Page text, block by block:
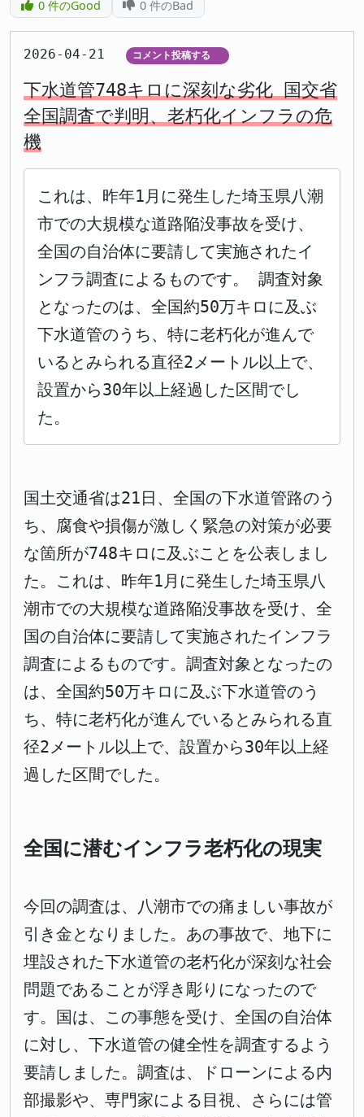
0件のGood 0 件のBad
2026-04-21 コメント投稿する
下水道管748キロに深刻な劣化 国交省
全国調査で判明、老朽化インフラの危
機
これは、昨年1月に発生した埼玉県八潮
市での大規模な道路陥没事故を受け、
全国の自治体に要請して実施されたイ
ンフラ調査によるものです。 調査対象
となったのは、全国約50万キロに及ぶ
下水道管のうち、特に老朽化が進んで
いるとみられる直径2メートル以上で、
設置から30年以上経過した区間でし
た。
国土交通省は21日、全国の下水道管路のう
ち、腐食や損傷が激しく緊急の対策が必要
な箇所が748キロに及ぶことを公表しまし
た。これは、昨年1月に発生した埼玉県八
潮市での大規模な道路陥没事故を受け、全
国の自治体に要請して実施されたインフラ
調査によるものです。調査対象となったの
は、全国約50万キロに及ぶ下水道管のう
ち、特に老朽化が進んでいるとみられる直
径2メートル以上で、設置から30年以上経
過した区間でした。
全国に潜むインフラ老朽化の現実
今回の調査は、八潮市での痛ましい事故が
引き金となりました。あの事故で、地下に
埋設された下水道管の老朽化が深刻な社会
問題であることが浮き彫りになったので
す。国は、この事態を受け、全国の自治体
に対し、下水道管の健全性を調査するよう
要請しました。調査は、ドローンによる内
部撮影や、専門家による目視、さらには管